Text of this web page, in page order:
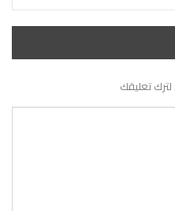
تعليقك